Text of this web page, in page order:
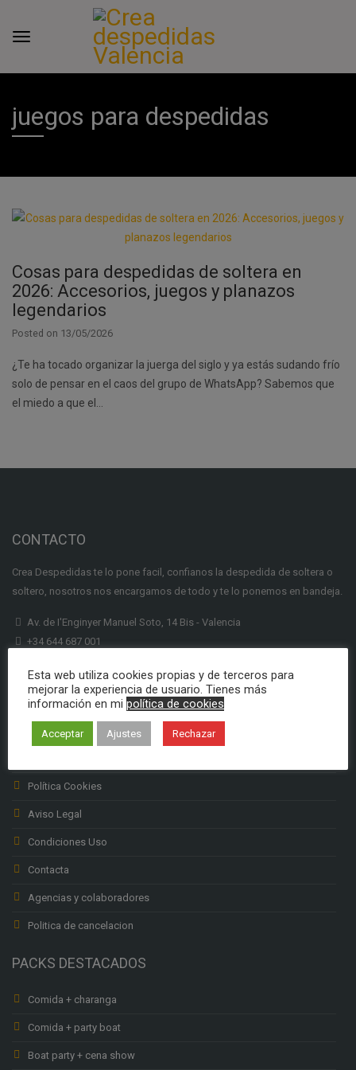
juegos para despedidas
Cosas para despedidas de soltera en
2026: Accesorios, juegos y planazos
legendarios
Posted on 13/05/2026
¿Te ha tocado organizar la juerga del siglo y ya estás sudando frío
solo de pensar en el caos del grupo de WhatsApp? Sabemos que
el miedo a que el…
CONTACTO
Crea Despedidas te lo pone facil, confianos la despedida de soltera o
soltero, nosotros nos encargamos de todo y te lo ponemos en bandeja.
Av. de I'Enginyer Manuel Soto, 14 Bis - Valencia
+34 644 687 001
INFORMACION
Subenciones Labora
Política Cookies
Aviso Legal
Condiciones Uso
Contacta
Agencias y colaboradores
Politica de cancelacion
PACKS DESTACADOS
Comida + charanga
Comida + party boat
Boat party + cena show
Esta web utiliza cookies propias y de terceros para
mejorar la experiencia de usuario. Tienes más
información en mi política de cookies
Acceptar Ajustes Rechazar